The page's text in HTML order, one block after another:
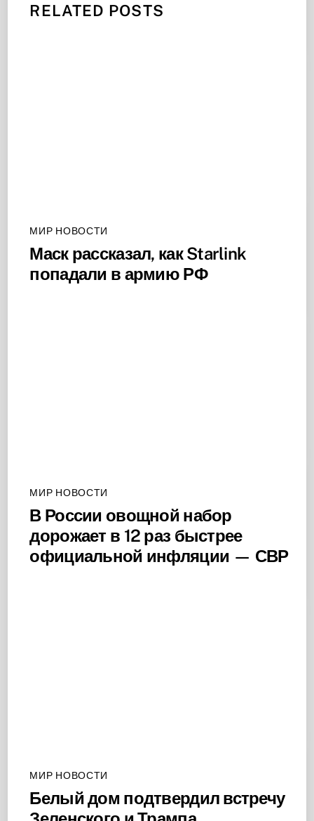
RELATED POSTS
МИР НОВОСТИ
Маск рассказал, как Starlink
попадали в армию РФ
МИР НОВОСТИ
В России овощной набор
дорожает в 12 раз быстрее
официальной инфляции — СВР
МИР НОВОСТИ
Белый дом подтвердил встречу